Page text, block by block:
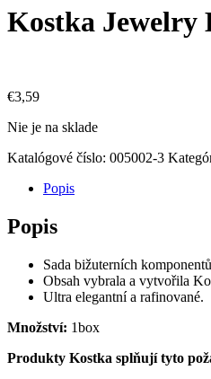
Kostka Jewelry
€3,59
Nie je na sklade
Katalógové číslo: 005002-3
Popis
Popis
Sada bižuterních
Obsah vybrala a vytvořila
Ultra elegantní a rafinované.
Množství: 1box
Produkty Kostka splňují tyto